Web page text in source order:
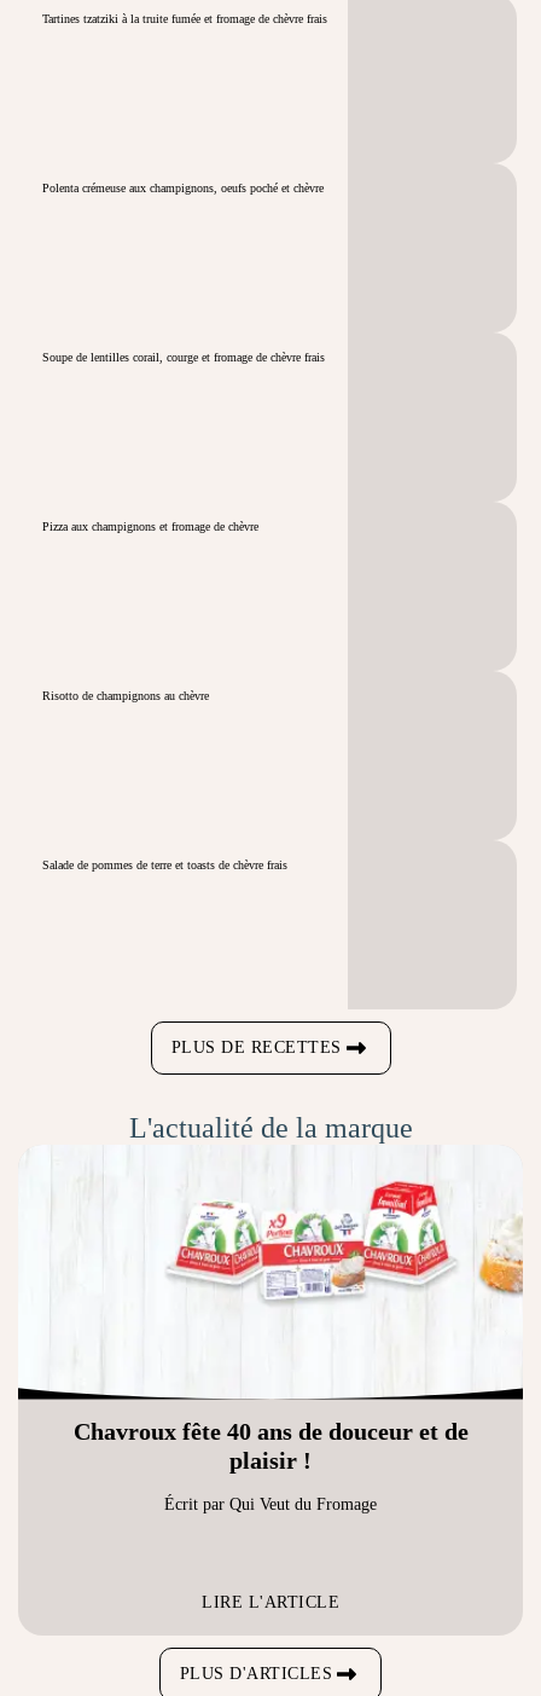
Tartines tzatziki à la truite fumée et fromage de chèvre frais
Polenta crémeuse aux champignons, oeufs poché et chèvre
Soupe de lentilles corail, courge et fromage de chèvre frais
Pizza aux champignons et fromage de chèvre
Risotto de champignons au chèvre
Salade de pommes de terre et toasts de chèvre frais
PLUS DE RECETTES
L'actualité de la marque
Chavroux fête 40 ans de douceur et de
plaisir !
Écrit par Qui Veut du Fromage
LIRE L'ARTICLE
PLUS D'ARTICLES